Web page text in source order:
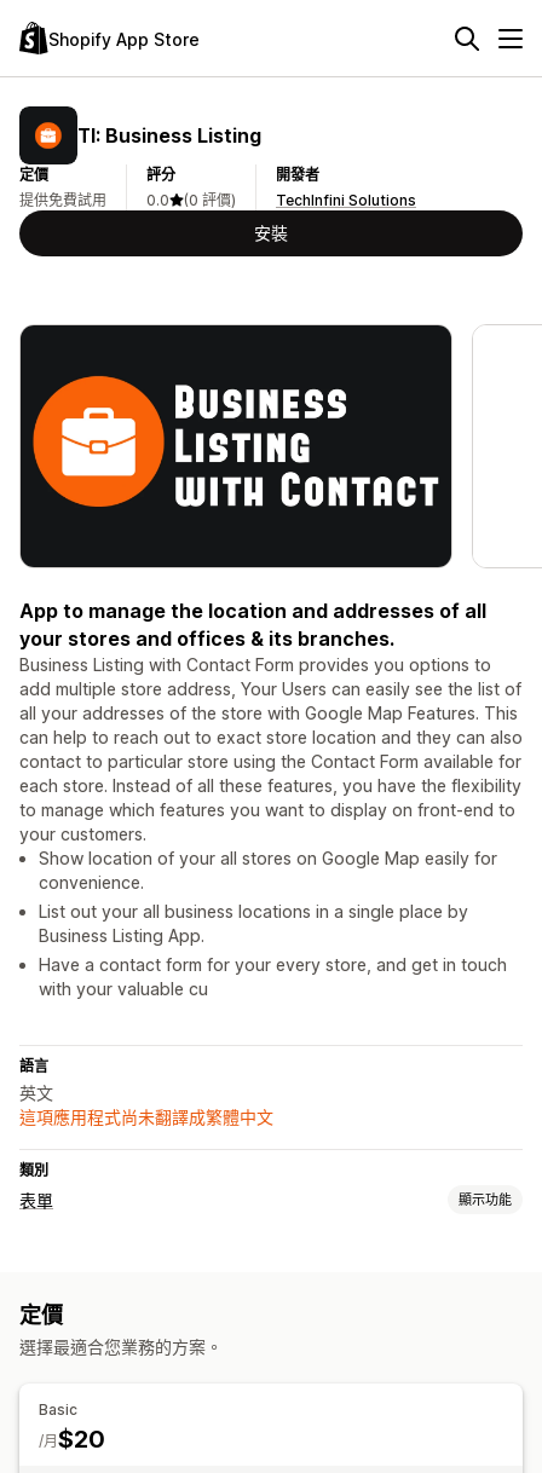
Shopify App Store
TI: Business Listing
定價
提供免費試用
評分
0.0
(0 評價)
開發者
TechInfini Solutions
安裝
App to manage the location and addresses of all
your stores and offices & its branches.
Business Listing with Contact Form provides you options to
add multiple store address, Your Users can easily see the list of
all your addresses of the store with Google Map Features. This
can help to reach out to exact store location and they can also
contact to particular store using the Contact Form available for
each store. Instead of all these features, you have the flexibility
to manage which features you want to display on front-end to
your customers.
Show location of your all stores on Google Map easily for
convenience.
List out your all business locations in a single place by
Business Listing App.
Have a contact form for your every store, and get in touch
with your valuable cu
語言
英文
這項應用程式尚未翻譯成繁體中文
類別
表單 顯示功能
資料管理
電子郵件回覆
定價
選擇最適合您業務的方案。
Basic
$20
/月